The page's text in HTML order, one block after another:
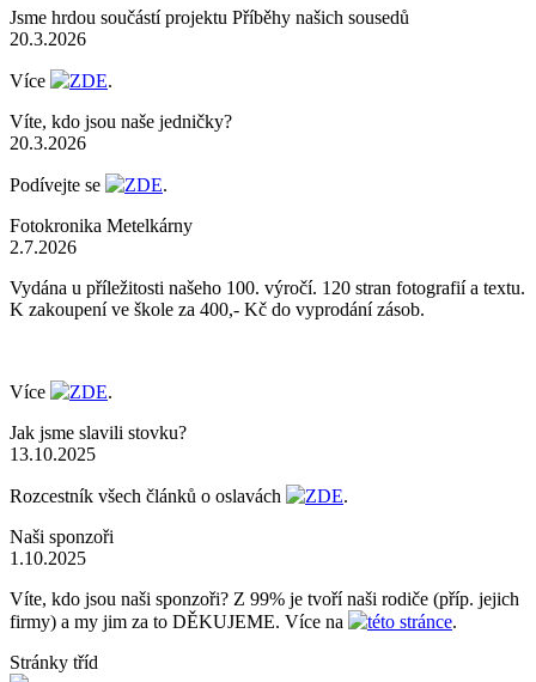
Jsme hrdou součástí projektu Příběhy našich sousedů
20.3.2026
Více ZDE.
Víte, kdo jsou naše jedničky?
20.3.2026
Podívejte se ZDE.
Fotokronika Metelkárny
2.7.2026
Vydána u příležitosti našeho 100. výročí. 120 stran fotografií a textu.
K zakoupení ve škole za 400,- Kč do vyprodání zásob.
Více ZDE.
Jak jsme slavili stovku?
13.10.2025
Rozcestník všech článků o oslavách ZDE.
Naši sponzoři
1.10.2025
Víte, kdo jsou naši sponzoři? Z 99% je tvoří naši rodiče (příp. jejich
firmy) a my jim za to DĚKUJEME. Více na
této stránce.
Stránky tříd